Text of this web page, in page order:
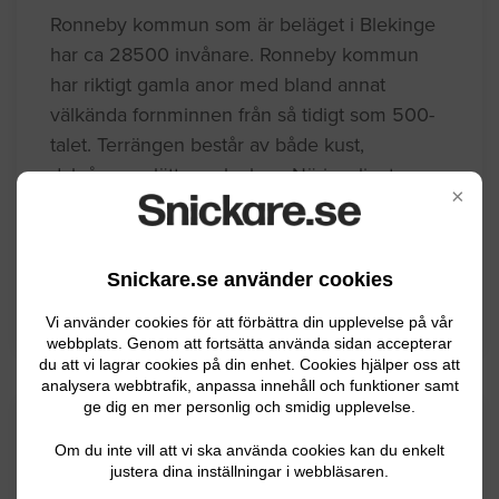
×
Snickare.se använder cookies
Vi använder cookies för att förbättra din upplevelse på vår
webbplats. Genom att fortsätta använda sidan accepterar
du att vi lagrar cookies på din enhet. Cookies hjälper oss att
analysera webbtrafik, anpassa innehåll och funktioner samt
ge dig en mer personlig och smidig upplevelse.
Om du inte vill att vi ska använda cookies kan du enkelt
justera dina inställningar i webbläsaren.
Ronneby kommun som är beläget i Blekinge
har ca 28500 invånare. Ronneby kommun
har riktigt gamla anor med bland annat
välkända fornminnen från så tidigt som 500-
talet. Terrängen består av både kust,
dalgångar, slätter och skog. Näringslivet
består av olika näringar där skogsbruk och
BYGGLOVSINFORMATION FÖR RONNEBY